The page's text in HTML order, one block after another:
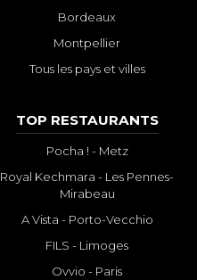
Bordeaux
Montpellier
Tous les pays et villes
TOP RESTAURANTS
Pocha ! - Metz
Royal Kechmara - Les Pennes-
Mirabeau
A Vista - Porto-Vecchio
FILS - Limoges
Ovvio - Paris